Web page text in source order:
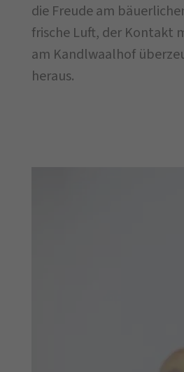
die Freude am
frische Luft, der Kontakt
am Kandlwaalhof
heraus.